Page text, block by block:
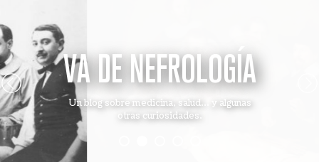
VA DE NEFROLOGÍA
Un blog sobre medicina, salud... y algunas
otras curiosidades.